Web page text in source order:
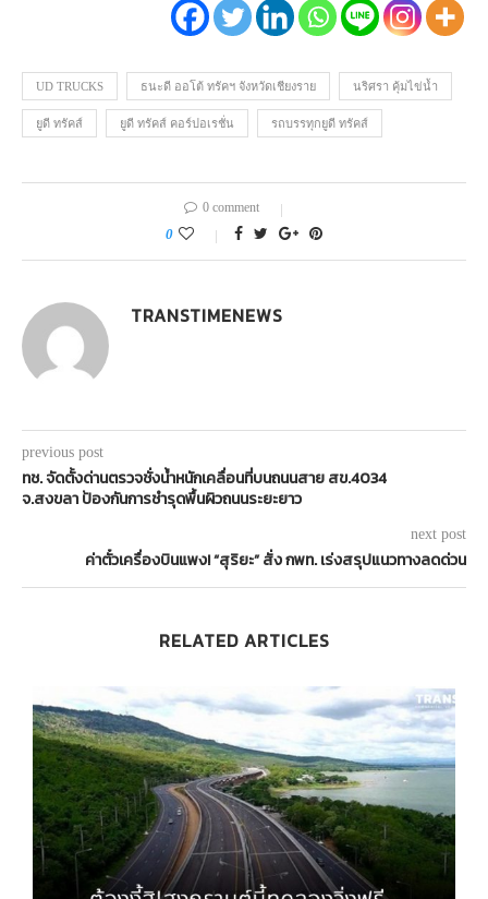
UD TRUCKS ธนะดี ออโต้ ทรัคฯ จังหวัดเชียงราย นริศรา คุ้มไข่น้ำ
ยูดี ทรัคส์ ยูดี ทรัคส์ คอร์ปอเรชั่น รถบรรทุกยูดี ทรัคส์
0 comment
0
TRANSTIMENEWS
previous post
ทช. จัดตั้งด่านตรวจชั่งน้ำหนักเคลื่อนที่บนถนนสาย สข.4034
จ.สงขลา ป้องกันการชำรุดพื้นผิวถนนระยะยาว
next post
ค่าตั๋วเครื่องบินแพง! “สุริยะ” สั่ง กพท. เร่งสรุปแนวทางลดด่วน
RELATED ARTICLES